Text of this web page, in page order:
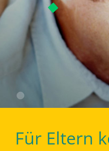
Für Eltern